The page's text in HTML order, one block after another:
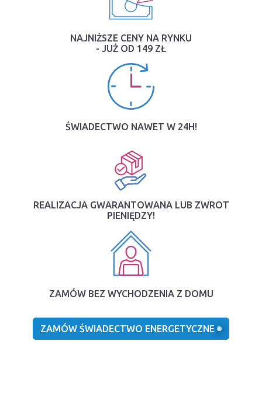
NAJNIŻSZE CENY NA RYNKU
- JUŻ OD 149 ZŁ
ŚWIADECTWO NAWET W 24H!
REALIZACJA GWARANTOWANA LUB ZWROT
PIENIĘDZY!
ZAMÓW BEZ WYCHODZENIA Z DOMU
ZAMÓW ŚWIADECTWO ENERGETYCZNE